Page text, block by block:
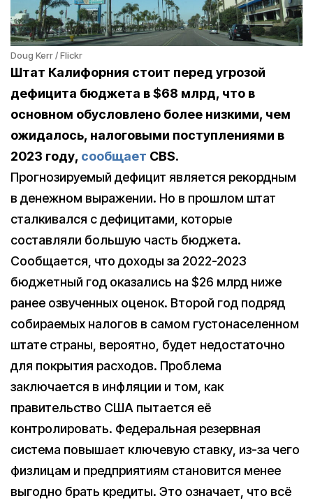
Doug Kerr / Flickr
Штат Калифорния стоит перед угрозой
дефицита бюджета в $68 млрд, что в
основном обусловлено более низкими, чем
ожидалось, налоговыми поступлениями в
2023 году, сообщает CBS.
Прогнозируемый дефицит является рекордным
в денежном выражении. Но в прошлом штат
сталкивался с дефицитами, которые
составляли большую часть бюджета.
Сообщается, что доходы за 2022-2023
бюджетный год оказались на $26 млрд ниже
ранее озвученных оценок. Второй год подряд
собираемых налогов в самом густонаселенном
штате страны, вероятно, будет недостаточно
для покрытия расходов. Проблема
заключается в инфляции и том, как
правительство США пытается её
контролировать. Федеральная резервная
система повышает ключевую ставку, из-за чего
физлицам и предприятиям становится менее
выгодно брать кредиты. Это означает, что всё